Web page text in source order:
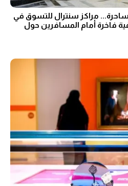
مراكز سنترال للتسوق في
فاخرة أمام المسافرين حول